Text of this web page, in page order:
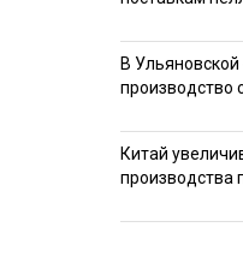
В
производство
Китай
производства